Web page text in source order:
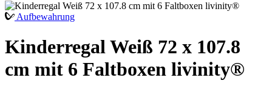
Aufbewahrung
Kinderregal Weiß 72 x 107.8
cm mit 6 Faltboxen livinity®